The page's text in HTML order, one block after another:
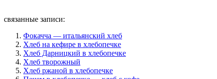
связанные записи:
Фокачча — итальянский хлеб
Хлеб на кефире в хлебопечке
Хлеб Дарницкий в хлебопечке
Хлеб творожный
Хлеб ржаной в хлебопечке